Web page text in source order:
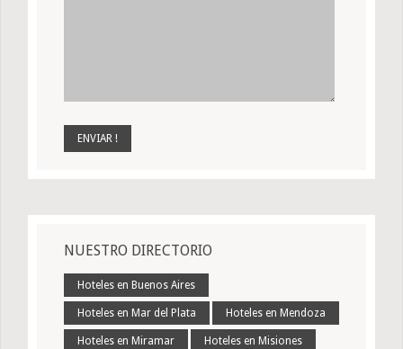
NUESTRO DIRECTORIO
Hoteles en Buenos Aires
Hoteles en Mar del Plata Hoteles en Mendoza
Hoteles en Miramar Hoteles en Misiones